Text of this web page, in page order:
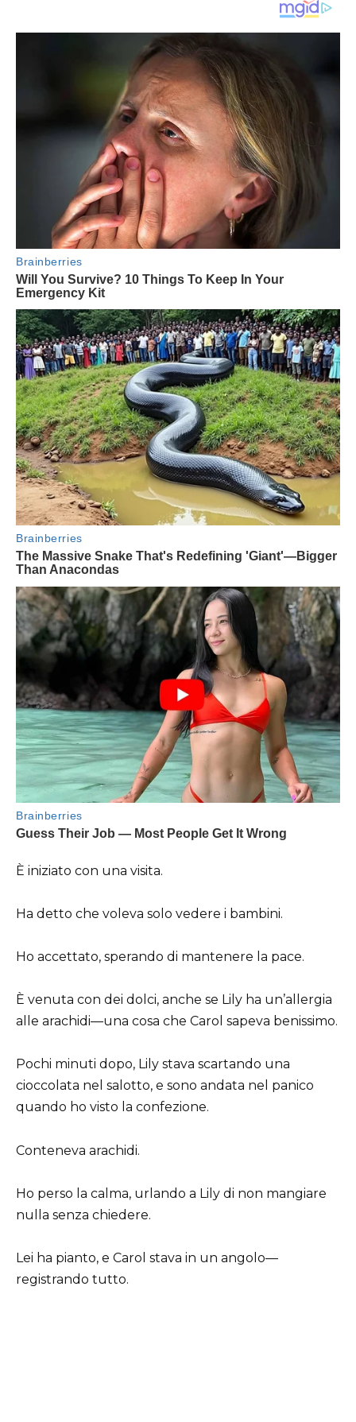
È iniziato con una visita.
Ha detto che voleva solo vedere i bambini.
Ho accettato, sperando di mantenere la pace.
È venuta con dei dolci, anche se Lily ha un’allergia
alle arachidi—una cosa che Carol sapeva benissimo.
Pochi minuti dopo, Lily stava scartando una
cioccolata nel salotto, e sono andata nel panico
quando ho visto la confezione.
Conteneva arachidi.
Ho perso la calma, urlando a Lily di non mangiare
nulla senza chiedere.
Lei ha pianto, e Carol stava in un angolo—
registrando tutto.